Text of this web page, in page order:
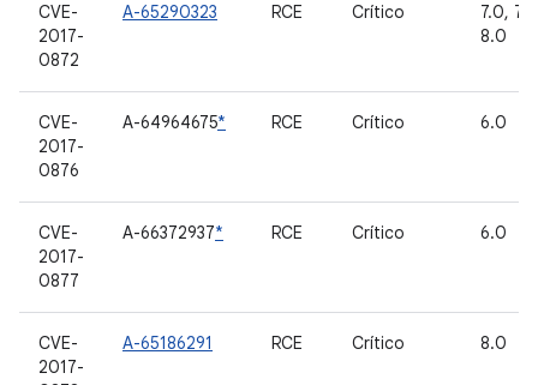
CVE-
2017-
0872
A-65290323 RCE Crítico
7.0,
8.0
CVE-
2017-
0876
A-64964675* RCE Crítico 6.0
CVE-
2017-
0877
A-66372937* RCE Crítico 6.0
CVE-
2017-
A-65186291 RCE Crítico 8.0